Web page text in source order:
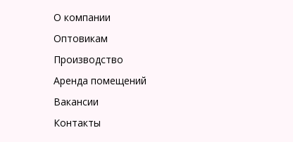
О компании
Оптовикам
Производство
Аренда помещений
Вакансии
Контакты